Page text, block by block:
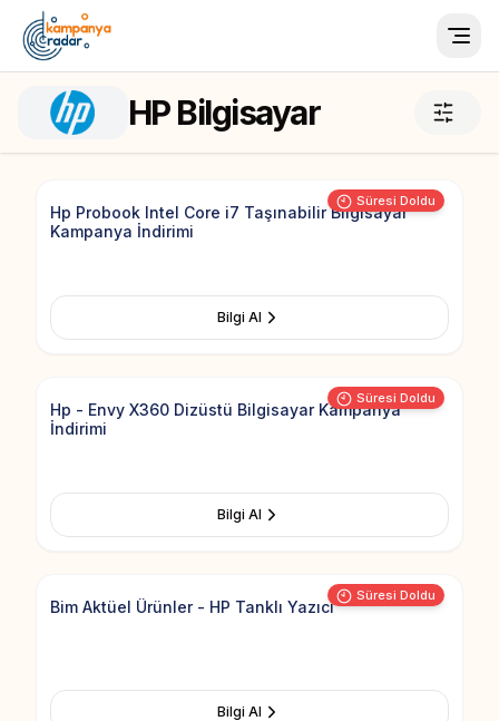
HP Bilgisayar
Süresi Doldu
Hp Probook Intel Core i7 Taşınabilir Bilgisayar
Kampanya İndirimi
Bilgi Al
Süresi Doldu
Add to
Hp - Envy X360 Dizüstü Bilgisayar Kampanya
İndirimi
Bilgi Al
Süresi Doldu
Add to
Bim Aktüel Ürünler - HP Tanklı Yazıcı
Bilgi Al